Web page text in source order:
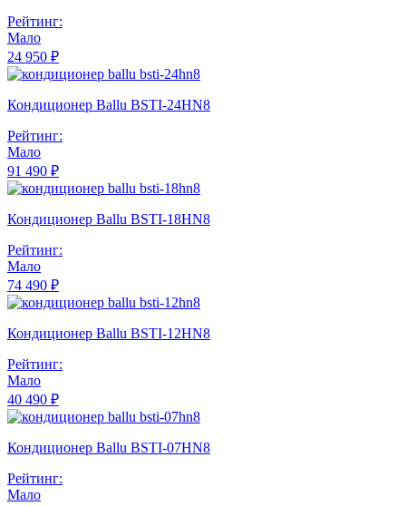
Рейтинг:
Мало
24 950 ₽
Кондиционер Ballu BSTI-24HN8
Рейтинг:
Мало
91 490 ₽
Кондиционер Ballu BSTI-18HN8
Рейтинг:
Мало
74 490 ₽
Кондиционер Ballu BSTI-12HN8
Рейтинг:
Мало
40 490 ₽
Кондиционер Ballu BSTI-07HN8
Рейтинг:
Мало